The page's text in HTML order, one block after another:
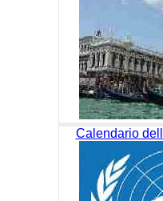
Calendario